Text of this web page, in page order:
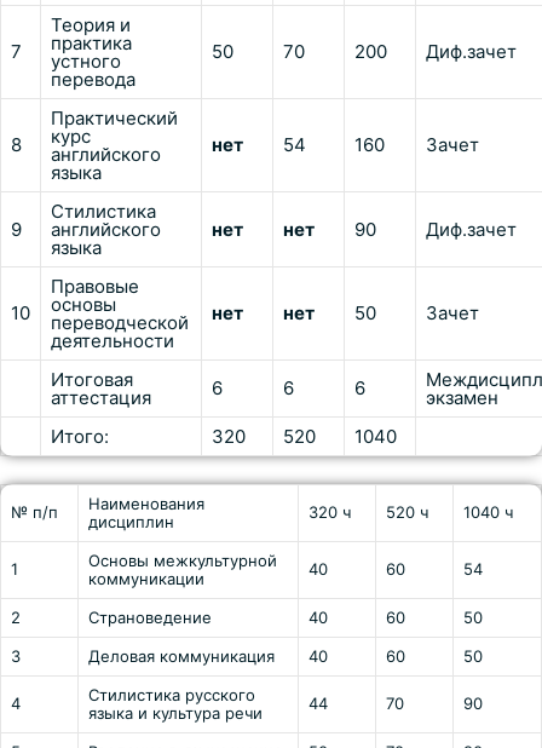
7
Теория и
практика
устного
перевода
50 70 200 Диф.зачет
8
Практический
курс
английского
языка
нет 54 160 Зачет
9
Стилистика
английского
языка
нет нет 90 Диф.зачет
10
Правовые
основы
переводческой
деятельности
нет нет 50 Зачет
Итоговая
аттестация 6 6 6
экзамен
Итого:
320 520 1040
№ п/п
Наименования
дисциплин
320 ч 520 ч 1040 ч
1
Основы межкультурной
коммуникации
40 60 54
2 Страноведение 40 60
50
3
Деловая коммуникация 40 60 50
4
Стилистика русского
языка и культура речи
44 70 90